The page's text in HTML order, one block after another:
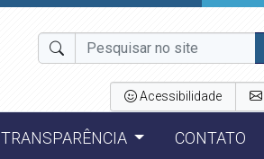
Acessibilidade
TRANSPARÊNCIA CONTATO